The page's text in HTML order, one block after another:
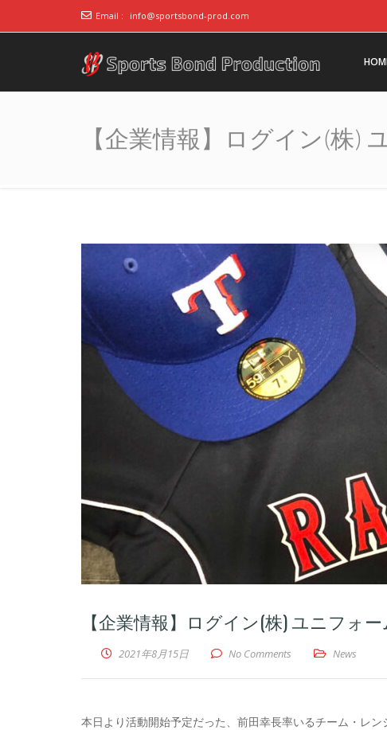
Email : info@sportsbond-prod.com
アスリート事務所ス
【企業情報】ログイン(株)
【企業情報】ログイン(株) ユニフォ
2021年8月15日 No Comments News
本日より活動開始予定だった、前田幸長率いるチーム・レ